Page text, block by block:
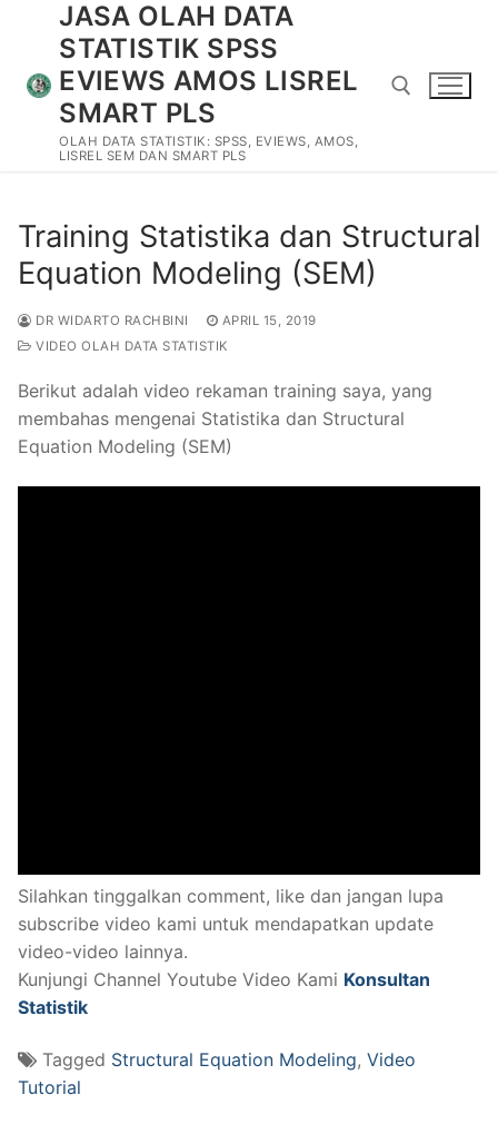
konten
JASA OLAH DATA
STATISTIK SPSS
EVIEWS AMOS LISREL
SMART PLS
OLAH DATA STATISTIK: SPSS, EVIEWS, AMOS,
LISREL SEM DAN SMART PLS
Cari:
Beranda
Tentang Kami
Training Statistika dan Structural
Equation Modeling (SEM)
DR WIDARTO RACHBINI
APRIL 15, 2019
VIDEO OLAH DATA STATISTIK
Berikut adalah video rekaman training saya, yang
membahas mengenai Statistika dan Structural
Equation Modeling (SEM)
Silahkan tinggalkan comment, like dan jangan lupa
subscribe video kami untuk mendapatkan update
video-video lainnya.
Kunjungi Channel Youtube Video Kami Konsultan
Statistik
Tagged Structural Equation Modeling, Video
Tutorial